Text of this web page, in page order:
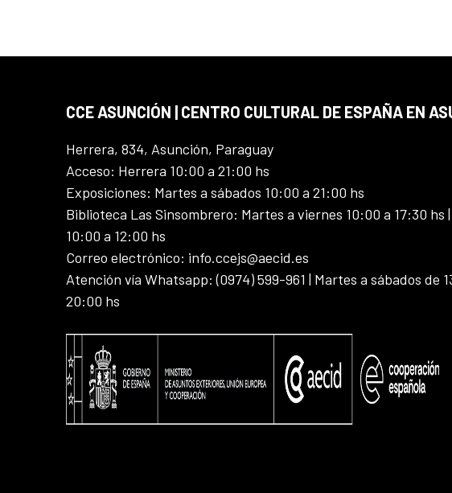
CCE ASUNCIÓN | CENTRO CULTURAL DE ESPAÑA EN
Herrera, 834, Asunción, Paraguay
Acceso: Herrera 10:00 a 21:00 hs
Exposiciones: Martes a sábados 10:00 a 21:00 hs
Biblioteca Las Sinsombrero: Martes a viernes 10:00 a 17:30 hs
10:00 a 12:00 hs
Correo electrónico: info.ccejs@aecid.es
Atención vía Whatsapp: (0974) 599-961 | Martes a sábados de
20:00 hs